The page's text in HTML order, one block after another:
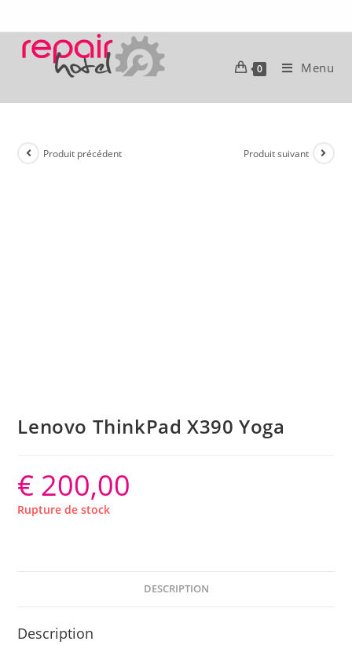
0 Menu
Produit précédent Produit suivant
Lenovo ThinkPad X390 Yoga
€ 200,00
Rupture de stock
DESCRIPTION
Description